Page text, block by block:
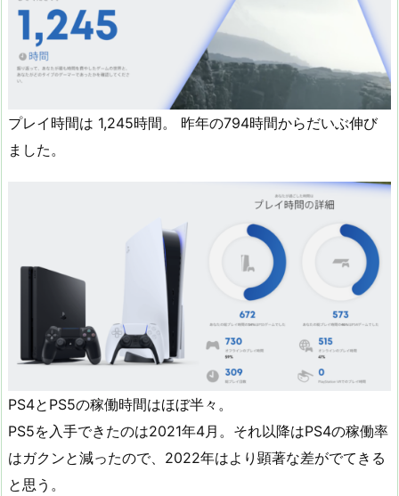
プレイ時間は 1,245時間。 昨年の794時間からだいぶ伸び
ました。
PS4とPS5の稼働時間はほぼ半々。
PS5を入手できたのは2021年4月。それ以降はPS4の稼働率
はガクンと減ったので、2022年はより顕著な差がでてきる
と思う。